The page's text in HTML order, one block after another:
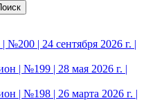
№200 | 24 сентября 2026 г. |
| №199 | 28 мая 2026 г. |
| №198 | 26 марта 2026 г. |